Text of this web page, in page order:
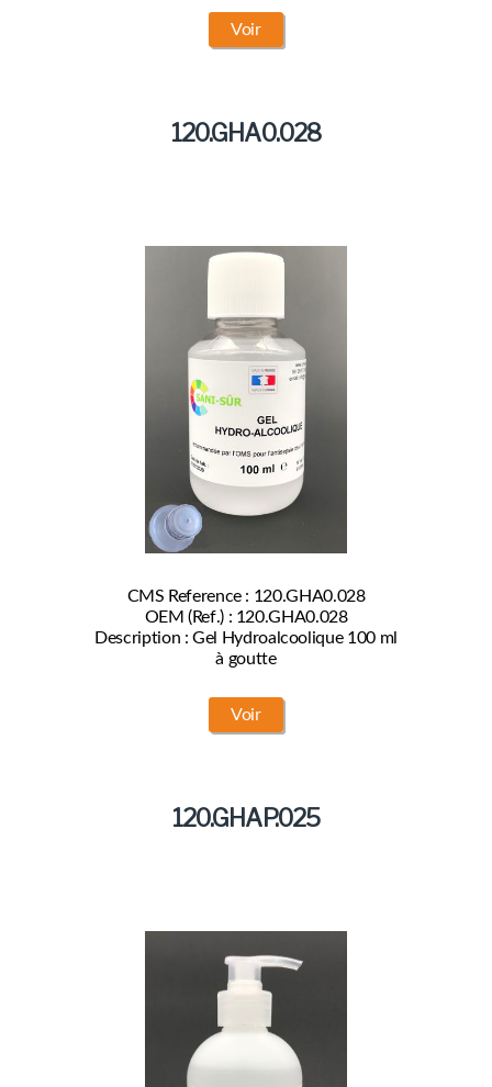
Voir
120.GHA0.028
CMS Reference : 120.GHA0.028
OEM (Ref.) : 120.GHA0.028
Description : Gel Hydroalcoolique 100 ml
à goutte
Voir
120.GHAP.025